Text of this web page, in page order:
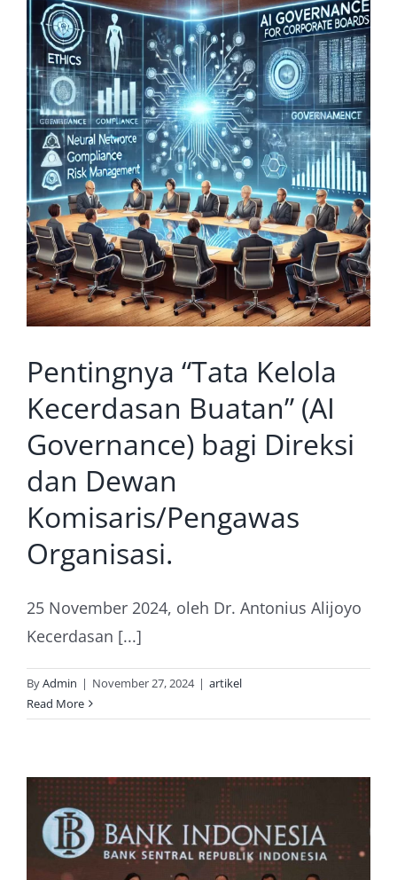
Pentingnya “Tata Kelola
Kecerdasan Buatan” (AI
Governance) bagi Direksi
dan Dewan
Komisaris/Pengawas
Organisasi.
25 November 2024, oleh Dr. Antonius Alijoyo
Kecerdasan [...]
ByAdmin | November 27, 2024 | artikel
Read More